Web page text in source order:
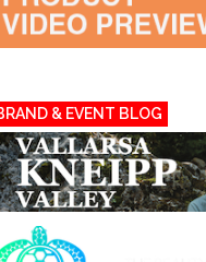
& EVENT BLOG